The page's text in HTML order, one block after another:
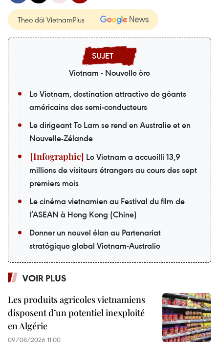
Theo dõi VietnamPlus
Vietnam - Nouvelle ère
Le Vietnam, destination attractive de géants
américains des semi-conducteurs
Le dirigeant To Lam se rend en Australie et en
Nouvelle-Zélande
Le Vietnam a accueilli 13,9
millions de visiteurs étrangers au cours des sept
premiers mois
Le cinéma vietnamien au Festival du film de
l’ASEAN à Hong Kong (Chine)
Donner un nouvel élan au Partenariat
stratégique global Vietnam-Australie
VOIR PLUS
Les produits agricoles vietnamiens
disposent d’un potentiel inexploité
en Algérie
09/08/2026 11:00